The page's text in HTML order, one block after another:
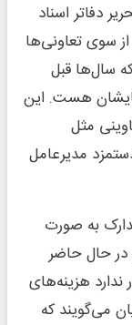
دفاتر اسناد
سوی تعاونی‌ها
سال‌ها قبل
هست. این
مثل
مدیرعامل
به صورت
در حال حاضر
ندارد هزینه‌های
می‌گویند که